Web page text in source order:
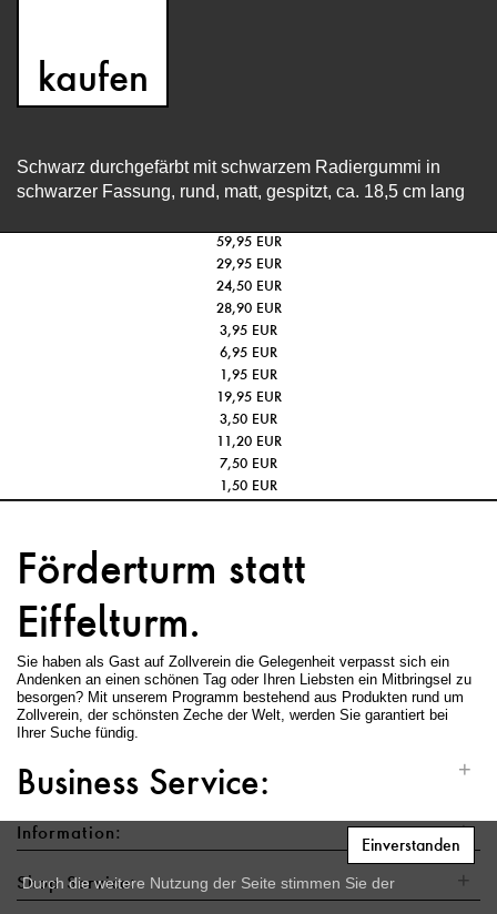
Einverstanden
Durch die weitere Nutzung der Seite stimmen Sie der
kaufen
Schwarz durchgefärbt mit schwarzem Radiergummi in
schwarzer Fassung, rund, matt, gespitzt, ca. 18,5 cm lang
59,95 EUR
Bildband-Zollverein. UNESCO-Welterbe - Softcover
29,95 EUR
Metall-Drehkugelschreiber
24,50 EUR
LAMY safari Füllhalter
28,90 EUR
Postkartenset 6er
3,95 EUR
Zechenblume
6,95 EUR
Radiergummi
1,95 EUR
Skizzenheft
19,95 EUR
Millimeterpapier-Schreibblock
3,50 EUR
Zeichenset
11,20 EUR
knetbares Radiergummi
7,50 EUR
Bleistift (HB)
1,50 EUR
Förderturm statt
Eiffelturm.
Sie haben als Gast auf Zollverein die Gelegenheit verpasst sich ein
Andenken an einen schönen Tag oder Ihren Liebsten ein Mitbringsel zu
besorgen? Mit unserem Programm bestehend aus Produkten rund um
Zollverein, der schönsten Zeche der Welt, werden Sie garantiert bei
Ihrer Suche fündig.
Business Service: +
Information: +
Shop Service: +